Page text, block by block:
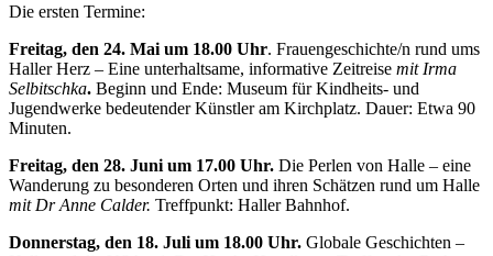
Die ersten Termine:
Freitag, den 24. Mai um 18.00 Uhr. Frauengeschichte/n rund ums
Haller Herz – Eine unterhaltsame, informative Zeitreise mit Irma
Selbitschka. Beginn und Ende: Museum für Kindheits- und
Jugendwerke bedeutender Künstler am Kirchplatz. Dauer: Etwa 90
Minuten.
Freitag, den 28. Juni um 17.00 Uhr. Die Perlen von Halle – eine
Wanderung zu besonderen Orten und ihren Schätzen rund um Halle
mit DrAnne Calder. Treffpunkt: Haller Bahnhof.
Donnerstag, den 18. Juli um 18.00 Uhr. Globale Geschichten –